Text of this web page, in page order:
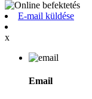
E-mail küldése
x
Email